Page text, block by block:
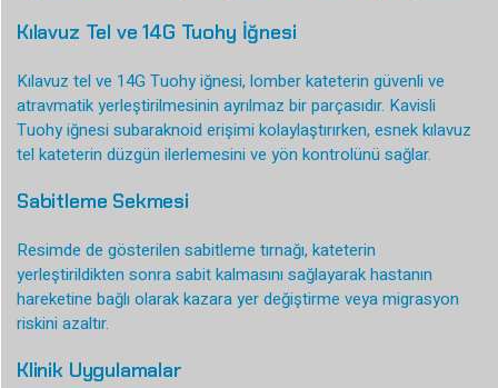
Kılavuz Tel ve 14G Tuohy İğnesi
Kılavuz tel ve 14G Tuohy iğnesi, lomber kateterin güvenli ve
atravmatik yerleştirilmesinin ayrılmaz bir parçasıdır. Kavisli
Tuohy iğnesi subaraknoid erişimi kolaylaştırırken, esnek kılavuz
tel kateterin düzgün ilerlemesini ve yön kontrolünü sağlar.
Sabitleme Sekmesi
Resimde de gösterilen sabitleme tırnağı, kateterin
yerleştirildikten sonra sabit kalmasını sağlayarak hastanın
hareketine bağlı olarak kazara yer değiştirme veya migrasyon
riskini azaltır.
Klinik Uygulamalar